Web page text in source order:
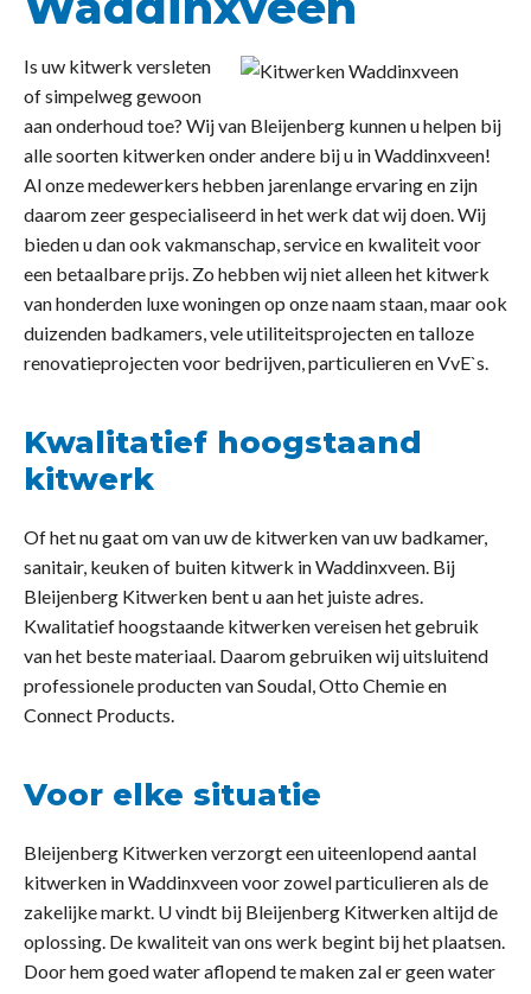
Is uw kitwerk versleten
of simpelweg gewoon
aan onderhoud toe? Wij van Bleijenberg kunnen u helpen bij
alle soorten kitwerken onder andere bij u in Waddinxveen!
Al onze medewerkers hebben jarenlange ervaring en zijn
daarom zeer gespecialiseerd in het werk dat wij doen. Wij
bieden u dan ook vakmanschap, service en kwaliteit voor
een betaalbare prijs. Zo hebben wij niet alleen het kitwerk
van honderden luxe woningen op onze naam staan, maar ook
duizenden badkamers, vele utiliteitsprojecten en talloze
renovatieprojecten voor bedrijven, particulieren en VvE`s.
Kwalitatief hoogstaand
kitwerk
Of het nu gaat om van uw de kitwerken van uw badkamer,
sanitair, keuken of buiten kitwerk in Waddinxveen. Bij
Bleijenberg Kitwerken bent u aan het juiste adres.
Kwalitatief hoogstaande kitwerken vereisen het gebruik
van het beste materiaal. Daarom gebruiken wij uitsluitend
professionele producten van Soudal, Otto Chemie en
Connect Products.
Voor elke situatie
Bleijenberg Kitwerken verzorgt een uiteenlopend aantal
kitwerken in Waddinxveen voor zowel particulieren als de
zakelijke markt. U vindt bij Bleijenberg Kitwerken altijd de
oplossing. De kwaliteit van ons werk begint bij het plaatsen.
Door hem goed water aflopend te maken zal er geen water